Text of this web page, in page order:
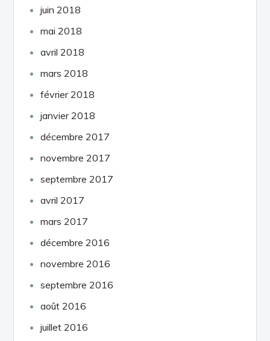
juin 2018
mai 2018
avril 2018
mars 2018
février 2018
janvier 2018
décembre 2017
novembre 2017
septembre 2017
avril 2017
mars 2017
décembre 2016
novembre 2016
septembre 2016
août 2016
juillet 2016